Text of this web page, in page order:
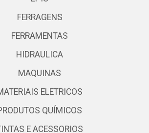
FERRAGENS
FERRAMENTAS
HIDRAULICA
MAQUINAS
ELETRICOS
QUÍMICOS
E ACESSORIOS